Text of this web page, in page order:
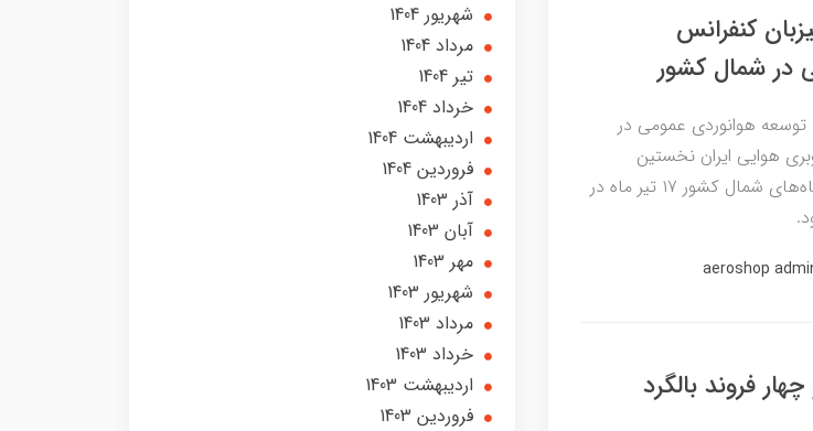
کنفرانس
در شمال کشور
توسعه هوانوردی عمومی در
هوایی ایران نخستین
کنفرانس مدیران فرودگاه‌های شمال کشور ۱۷ تیر ماه در
aeroshop
فروند بالگرد
شهریور 1404
مرداد 1404
تير 1404
خرداد 1404
ارديبهشت 1404
فروردین 1404
آذر 1403
آبان 1403
مهر 1403
شهریور 1403
مرداد 1403
خرداد 1403
ارديبهشت 1403
فروردین 1403